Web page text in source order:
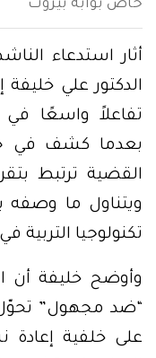
خاص بوابة بيروت
أثار استدعاء
الدكتور علي
تفاعلاً واسعًا في
بعدما كشف في
القضية ترتبط
ويتناول ما وصفه
تكنولوجيا التربية
وأوضح خليفة أن
“ضد مجهول”
على خلفية إعادة